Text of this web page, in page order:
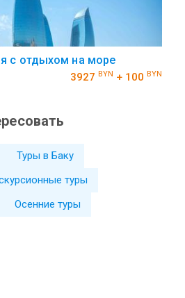
с отдыхом на море
3927 BYN + 100 BYN
Туры в Баку
туры
Осенние туры